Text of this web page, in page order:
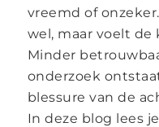
vreemd of
wel, maar voelt de
Minder
onderzoek
blessure van de
In deze blog lees